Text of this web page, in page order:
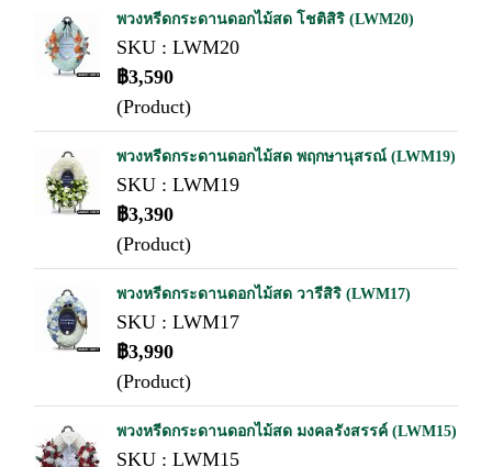
พวงหรีดกระดานดอกไม้สด โชติสิริ (LWM20)
SKU : LWM20
฿3,590
(Product)
พวงหรีดกระดานดอกไม้สด พฤกษานุสรณ์ (LWM19)
SKU : LWM19
฿3,390
(Product)
พวงหรีดกระดานดอกไม้สด วารีสิริ (LWM17)
SKU : LWM17
฿3,990
(Product)
พวงหรีดกระดานดอกไม้สด มงคลรังสรรค์ (LWM15)
SKU : LWM15